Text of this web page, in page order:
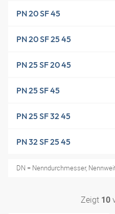
PN 20 SF 45
PN 20 SF 25 45
PN 25 SF 20 45
PN 25 SF 45
PN 25 SF 32 45
PN 32 SF 25 45
DN = Nenndurchmesser,
Zeigt 10